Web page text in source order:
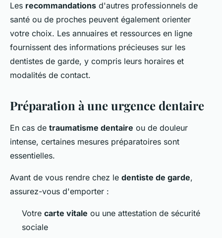
Les recommandations d'autres professionnels de
santé ou de proches peuvent également orienter
votre choix. Les annuaires et ressources en ligne
fournissent des informations précieuses sur les
dentistes de garde, y compris leurs horaires et
modalités de contact.
Préparation à une urgence dentaire
En cas de traumatisme dentaire ou de douleur
intense, certaines mesures préparatoires sont
essentielles.
Avant de vous rendre chez le dentiste de garde,
assurez-vous d'emporter :
Votre carte vitale ou une attestation de sécurité
sociale